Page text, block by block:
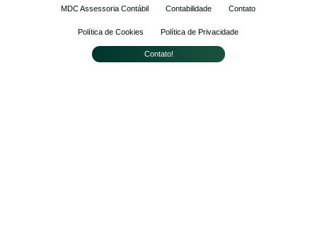
MDC Assessoria Contábil Contabilidade Contato
Política de Cookies Política de Privacidade
Contato!